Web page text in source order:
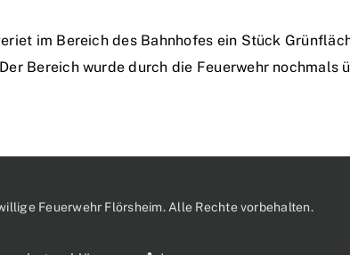
im Bereich des Bahnhofes ein Stück
Bereich wurde durch die Feuerwehr nochmals
Feuerwehr Flörsheim. Alle Rechte vorbehalten.